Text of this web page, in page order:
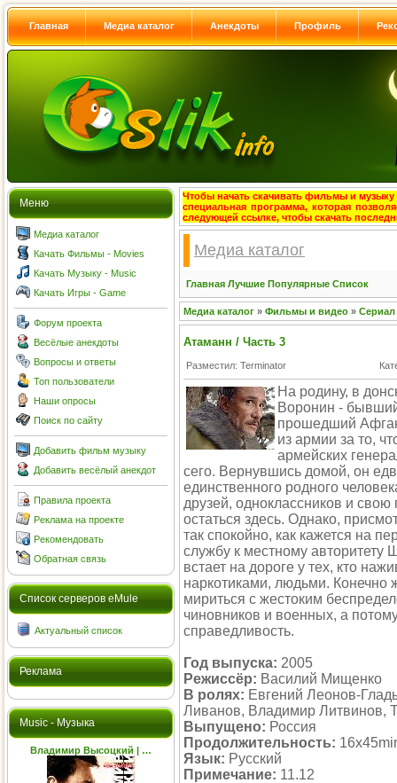
Главная Медиа каталог Анекдоты Профиль
Меню
Медиа каталог
Качать Фильмы - Movies
Качать Музыку - Music
Качать Игры - Game
Форум проекта
Весёлые анекдоты
Вопросы и ответы
Топ пользователи
Наши опросы
Поиск по сайту
Добавить фильм музыку
Добавить весёлый анекдот
Правила проекта
Реклама на проекте
Рекомендовать
Обратная связь
Cписок серверов eMule
Актуальный список
Реклама
Music - Музыка
Владимир Высоцкий | …
Чтобы начать скачивать фильмы и музыку
специальная программа, которая
следующей ссылке, чтобы скачать
Медиа каталог
Главная Лучшие Популярные Список
Медиа каталог » Фильмы и видео » Сериал
Атаманн / Часть 3
Разместил: Terminator
На родину, в
Воронин -
прошедший
из армии за то,
армейских
сего. Вернувшись домой, он
единственного родного
друзей, одноклассников и
остаться здесь. Однако,
так спокойно, как кажется на
службу к местному
встает на дороге у тех, кто
наркотиками, людьми. Конечно
мириться с жестоким
чиновников и военных, а
справедливость.
Год выпуска: 2005
Режиссёр: Василий Мищенко
В ролях: Евгений Леонов-
Ливанов, Владимир Литвинов,
Выпущено: Россия
Продолжительность:
Язык: Русский
Примечание: 11.12